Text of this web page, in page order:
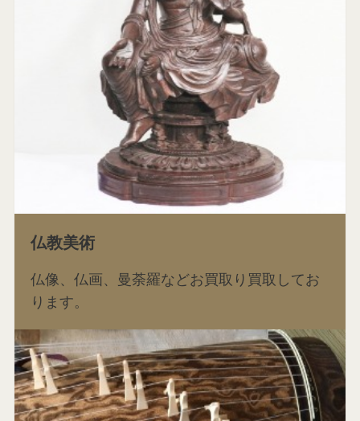
仏教美術
仏像、仏画、曼荼羅などお買取り買取してお
ります。